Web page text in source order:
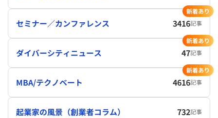
セミナー／カンファレンス 3416記事
新着あり
ダイバーシティニュース 47記事
新着あり
MBA/テクノベート 4616記事
新着あり
起業家の風景（創業者コラム） 732記事